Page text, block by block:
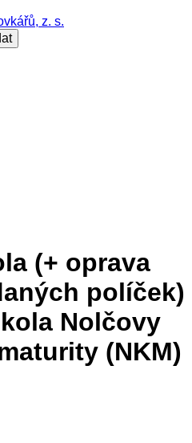
z. s.
(+ oprava
políček)
Nolčovy
(NKM)